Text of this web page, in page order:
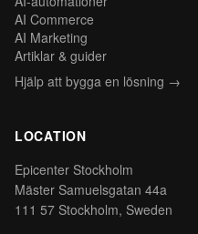
AI Commerce
AI Marketing
Artiklar & guider
Hjälp att bygga en lösning →
LOCATION
Epicenter Stockholm
Mäster Samuelsgatan 44a
111 57 Stockholm, Sweden